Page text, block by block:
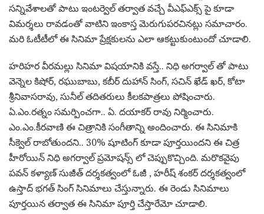
సన్నివేశాలతో పాటు ఇంటర్వెల్ తర్వాత వచ్చే వీఎఫ్ఎక్స్ పై కూడా
విమర్శలు రావడంతో వాటిని ఇంకాస్త మెరుగుపరచినట్లు సమాచారం.
మరి ఓటీటీలో ఈ సినిమా ప్రేక్షకులను ఎలా ఆకట్టుకుంటుందో చూడాలి.
హరిహర వీరమల్లు సినిమా విషయానికి వస్తే.. నిధి అగర్వాల్ తో పాటు
వెన్నెల కిషోర్, రఘుబాబు, కబీర్ దుహాన్ సింగ్, సచిన్ ఖేడ్ ఖర్, కోటా
శ్రీనివాసరావు, సునీల్ తదితరులు కీలకపాత్రలు పోషించారు.
ఏ.ఎం.రత్నం సమర్పించగా.. ఏ. దయాకర్ రావు నిర్మించారు.
ఎం.ఎం.కీరవాణి ఈ చిత్రానికి సంగీతాన్ని అందించారు. ఈ సినిమాకి
సీక్వెల్ రాబోతుందని.. 30% షూటింగ్ కూడా పూర్తయిందని ఈ చిత్ర
హీరోయిన్ నిధి అగర్వాల్ ప్రమోషన్స్ లో చెప్పుకొచ్చింది. మరొకవైపు
పవన్ కళ్యాణ్ సుజీత్ దర్శకత్వంలో ఓజీ , హరీష్ శంకర్ దర్శకత్వంలో
ఉస్తాద్ భగత్ సింగ్ సినిమాలు చేస్తున్నారు. ఈ రెండు సినిమాలు
పూర్తయిన తర్వాత ఈ సినిమా పూర్తి చేస్తారేమో చూడాలి.